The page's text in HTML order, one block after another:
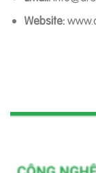
Website: